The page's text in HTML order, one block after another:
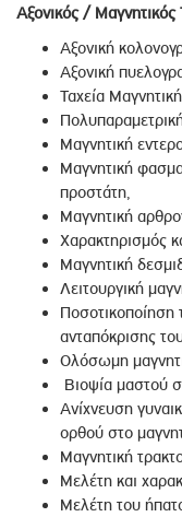
Αξονικός /
Αξονική
Αξονική
Ταχεία
Μαγνητική
Μαγνητική
προστάτη,
Μαγνητική
Χαρακτηρισμός
Μαγνητική
Λειτουργική
Ποσοτικοποίηση
ανταπόκρισης
Ολόσωμη
Βιοψία μαστού
Ανίχνευση
ορθού στο
Μαγνητική
Μελέτη και
Μελέτη του